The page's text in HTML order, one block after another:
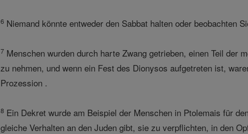
6 Niemand könnte entweder den Sabbat halten oder beobachten
7 Menschen wurden durch harte Zwang getrieben, einen Teil der
zu nehmen, und wenn ein Fest des Dionysos aufgetreten ist,
Prozession .
8 Ein Dekret wurde am Beispiel der Menschen in Ptolemais für
gleiche Verhalten an den Juden gibt, sie zu verpflichten, in den